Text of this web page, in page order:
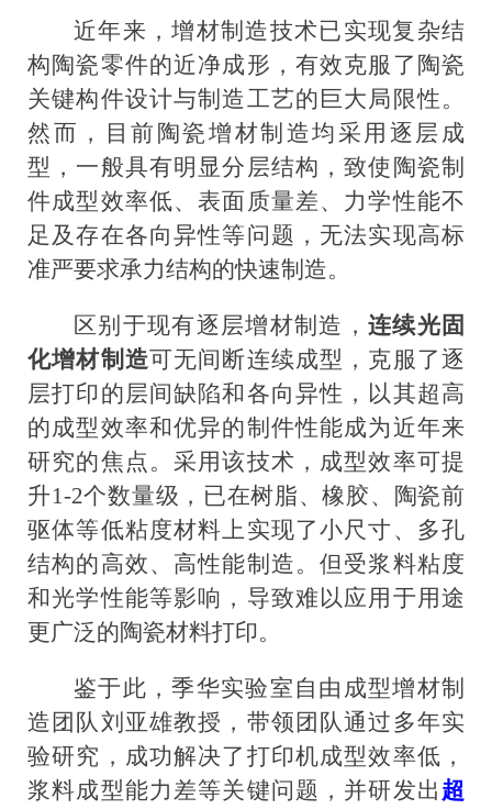
近年来，增材制造技术已实现复杂结
构陶瓷零件的近净成形，有效克服了陶瓷
关键构件设计与制造工艺的巨大局限性。
然而，目前陶瓷增材制造均采用逐层成
型，一般具有明显分层结构，致使陶瓷制
件成型效率低、表面质量差、力学性能不
足及存在各向异性等问题，无法实现高标
准严要求承力结构的快速制造。
区别于现有逐层增材制造， 连续光固
化增材制造可无间断连续成型，克服了逐
层打印的层间缺陷和各向异性，以其超高
的成型效率和优异的制件性能成为近年来
研究的焦点。采用该技术，成型效率可提
升1-2个数量级，已在树脂、橡胶、陶瓷前
驱体等低粘度材料上实现了小尺寸、多孔
结构的高效、高性能制造。但受浆料粘度
和光学性能等影响，导致难以应用于用途
更广泛的陶瓷材料打印。
鉴于此，季华实验室自由成型增材制
造团队刘亚雄教授，带领团队通过多年实
验研究，成功解决了打印机成型效率低，
浆料成型能力差等关键问题，并研发出 超